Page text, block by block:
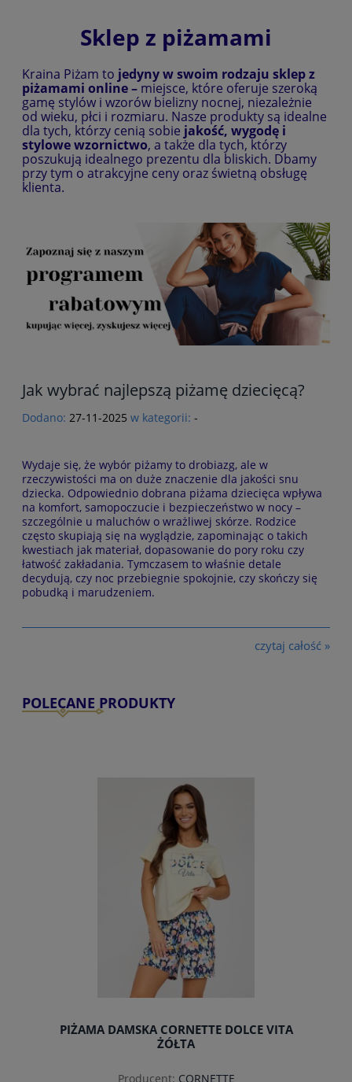
Sklep z piżamami
Kraina Piżam to jedyny w swoim rodzaju sklep z
piżamami online – miejsce, które oferuje szeroką
gamę stylów i wzorów bielizny nocnej, niezależnie
od wieku, płci i rozmiaru. Nasze produkty są idealne
dla tych, którzy cenią sobie jakość, wygodę i
stylowe wzornictwo, a także dla tych, którzy
poszukują idealnego prezentu dla bliskich. Dbamy
przy tym o atrakcyjne ceny oraz świetną obsługę
klienta.
Jak wybrać najlepszą piżamę dziecięcą?
Dodano: 27-11-2025 w kategorii: -
Wydaje się, że wybór piżamy to drobiazg, ale w
rzeczywistości ma on duże znaczenie dla jakości snu
dziecka. Odpowiednio dobrana piżama dziecięca wpływa
na komfort, samopoczucie i bezpieczeństwo w nocy –
szczególnie u maluchów o wrażliwej skórze. Rodzice
często skupiają się na wyglądzie, zapominając o takich
kwestiach jak materiał, dopasowanie do pory roku czy
łatwość zakładania. Tymczasem to właśnie detale
decydują, czy noc przebiegnie spokojnie, czy skończy się
pobudką i marudzeniem.
czytaj całość »
POLECANE PRODUKTY
PIŻAMA DAMSKA CORNETTE DOLCE VITA
ŻÓŁTA
Producent: CORNETTE